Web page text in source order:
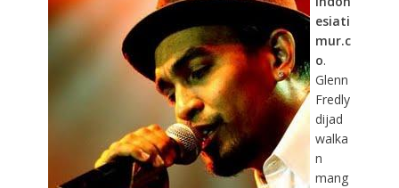
esiati
mur.c
o.
Glenn
Fredly
dijad
walka
n
mang